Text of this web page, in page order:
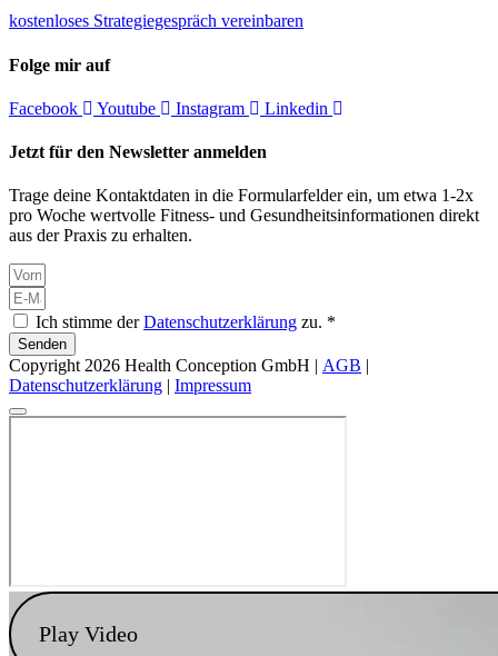
kostenloses Strategiegespräch vereinbaren
Folge mir auf
Facebook Youtube Instagram Linkedin
Jetzt für den Newsletter anmelden
Trage deine Kontaktdaten in die Formularfelder ein, um etwa 1-2x
pro Woche wertvolle Fitness- und Gesundheitsinformationen direkt
aus der Praxis zu erhalten.
Ich stimme derDatenschutzerklärung zu. *
Senden
Copyright 2026 Health Conception GmbH | AGB
Datenschutzerklärung
Impressum
Play Video